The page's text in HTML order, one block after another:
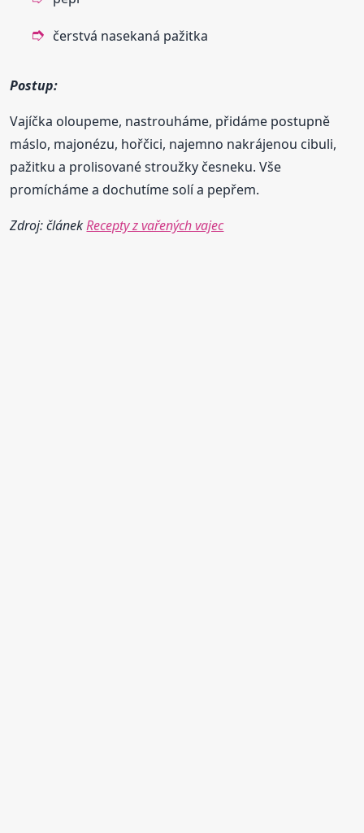
čerstvá nasekaná pažitka
Postup:
Vajíčka oloupeme, nastrouháme, přidáme postupně
máslo, majonézu, hořčici, najemno nakrájenou cibuli,
pažitku a prolisované stroužky česneku. Vše
promícháme a dochutíme solí a pepřem.
Zdroj: článekRecepty z vařených vajec